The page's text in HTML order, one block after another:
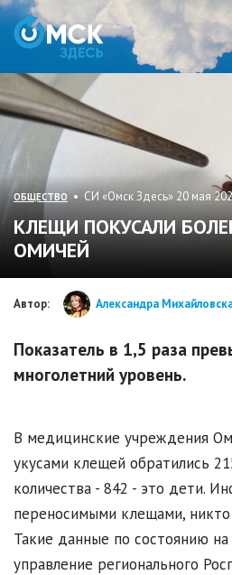
ОБЩЕСТВО• СИ «Омск Здесь» 20 мая
КЛЕЩИ ПОКУСАЛИ
ОМИЧЕЙ
Автор: Александра
Показатель в 1,5 раза
многолетний уровень.
В медицинские учреждения
укусами клещей обратились
количества - 842 - это дети.
переносимыми клещами,
Такие данные по состоянию
управление регионального